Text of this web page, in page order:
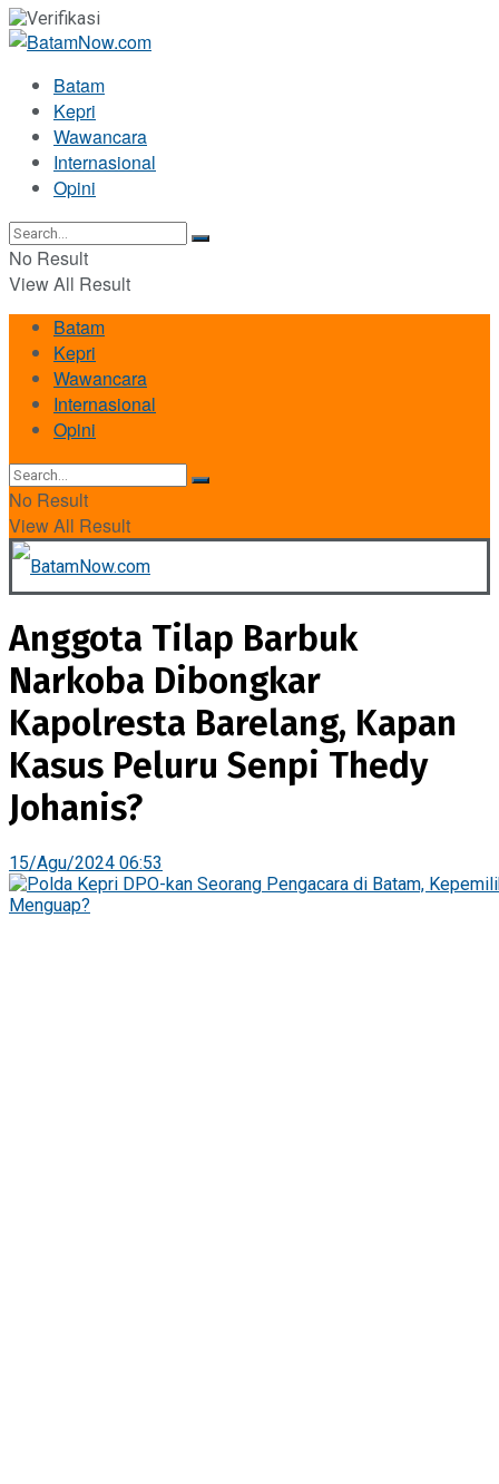
Batam
Kepri
Wawancara
Internasional
Opini
No Result
View All Result
Batam
Kepri
Wawancara
Internasional
Opini
No Result
View All Result
Anggota Tilap Barbuk
Narkoba Dibongkar
Kapolresta Barelang, Kapan
Kasus Peluru Senpi Thedy
Johanis?
15/Agu/2024 06:53